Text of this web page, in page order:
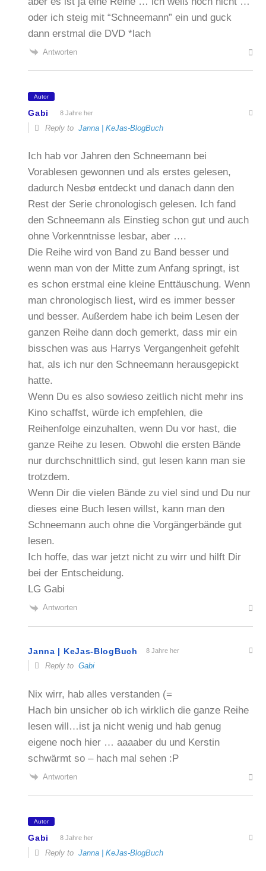
oder ich steig mit “Schneemann” ein und guck
dann erstmal die DVD *lach
Antworten
Autor
Gabi 8 Jahre her
Reply toJanna | KeJas-BlogBuch
Ich hab vor Jahren den Schneemann bei
Vorablesen gewonnen und als erstes gelesen,
dadurch Nesbø entdeckt und danach dann den
Rest der Serie chronologisch gelesen. Ich fand
den Schneemann als Einstieg schon gut und auch
ohne Vorkenntnisse lesbar, aber ….
Die Reihe wird von Band zu Band besser und
wenn man von der Mitte zum Anfang springt, ist
es schon erstmal eine kleine Enttäuschung. Wenn
man chronologisch liest, wird es immer besser
und besser. Außerdem habe ich beim Lesen der
ganzen Reihe dann doch gemerkt, dass mir ein
bisschen was aus Harrys Vergangenheit gefehlt
hat, als ich nur den Schneemann herausgepickt
hatte.
Wenn Du es also sowieso zeitlich nicht mehr ins
Kino schaffst, würde ich empfehlen, die
Reihenfolge einzuhalten, wenn Du vor hast, die
ganze Reihe zu lesen. Obwohl die ersten Bände
nur durchschnittlich sind, gut lesen kann man sie
trotzdem.
Wenn Dir die vielen Bände zu viel sind und Du nur
dieses eine Buch lesen willst, kann man den
Schneemann auch ohne die Vorgängerbände gut
lesen.
Ich hoffe, das war jetzt nicht zu wirr und hilft Dir
bei der Entscheidung.
LG Gabi
Antworten
Janna | KeJas-BlogBuch 8 Jahre her
Reply toGabi
Nix wirr, hab alles verstanden (=
Hach bin unsicher ob ich wirklich die ganze Reihe
lesen will…ist ja nicht wenig und hab genug
eigene noch hier … aaaaber du und Kerstin
schwärmt so – hach mal sehen :P
Antworten
Autor
Gabi 8 Jahre her
Reply toJanna | KeJas-BlogBuch